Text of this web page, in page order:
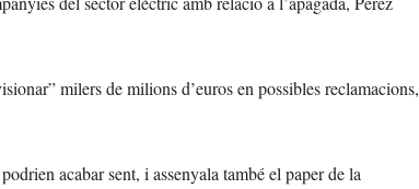
milers de milions d’euros en possibles reclamacions,
acabar sent, i assenyala també el paper de la